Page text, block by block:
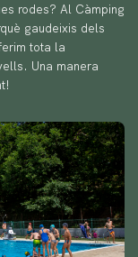
rodes? Al Càmping
gaudeixis dels
tota la
Una manera